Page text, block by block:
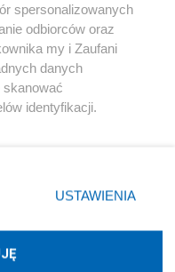
Youtube
spersonalizowanych
odbiorców oraz
my i Zaufani
danych
identyfikacji.
prywatności
strony
zgody
się takiemu
zastosowania tylko
USTAWIENIA